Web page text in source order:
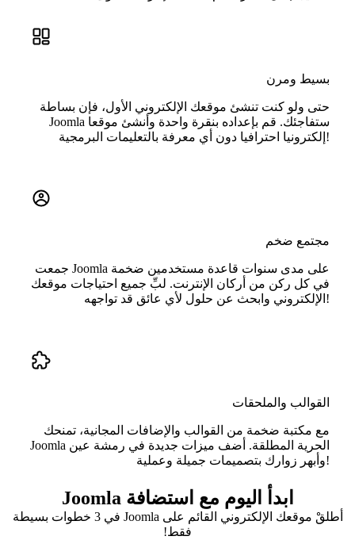
بسيط ومرن
حتى ولو كنت تنشئ موقعك الإلكتروني الأول، فإن بساطة
Joomla ستفاجئك. قم بإعداده بنقرة واحدة وأنشئ موقعا
إلكترونيا احترافيا دون أي معرفة بالتعليمات البرمجية!
مجتمع ضخم
جمعت Joomla على مدى سنوات قاعدة مستخدمين ضخمة
في كل ركن من أركان الإنترنت. لبِّ جميع احتياجات موقعك
الإلكتروني وابحث عن حلول لأي عائق قد تواجهه!
القوالب والملحقات
مع مكتبة ضخمة من القوالب والإضافات المجانية، تمنحك
Joomla الحرية المطلقة. أضف ميزات جديدة في رمشة عين
وأبهر زوارك بتصميمات جميلة وعملية!
ابدأ اليوم مع استضافة Joomla
أطلقْ موقعك الإلكتروني القائم على Joomla في 3 خطوات بسيطة
فقط!